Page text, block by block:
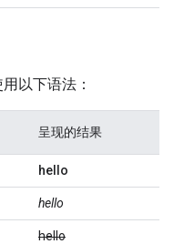
以下语法：
呈现的结果
hello
hello
hello